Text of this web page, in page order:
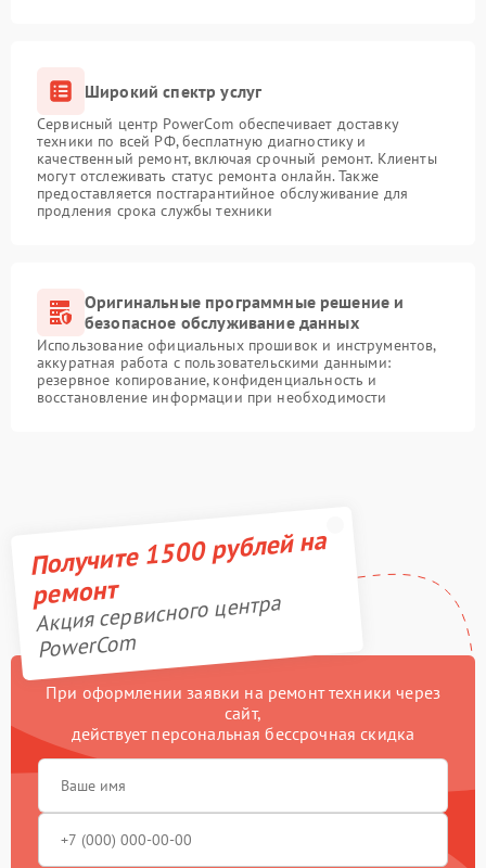
Широкий спектр услуг
Сервисный центр PowerCom обеспечивает доставку
техники по всей РФ, бесплатную диагностику и
качественный ремонт, включая срочный ремонт. Клиенты
могут отслеживать статус ремонта онлайн. Также
предоставляется постгарантийное обслуживание для
продления срока службы техники
Оригинальные программные решение и
безопасное обслуживание данных
Использование официальных прошивок и инструментов,
аккуратная работа с пользовательскими данными:
резервное копирование, конфиденциальность и
восстановление информации при необходимости
Получите 1500 рублей на
ремонт
Акция сервисного центра
PowerCom
При оформлении заявки на ремонт техники через
сайт,
действует персональная бессрочная скидка